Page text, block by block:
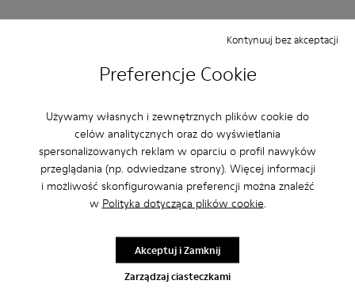
Preferencje Cookie
Używamy własnych i zewnętrznych plików cookie do
celów analitycznych oraz do wyświetlania
spersonalizowanych reklam w oparciu o profil nawyków
przeglądania (np. odwiedzane strony). Więcej informacji
i możliwość skonfigurowania preferencji można znaleźć
w Polityka dotycząca plików cookie.
Zarządzaj ciasteczkami
Kontynuuj bez akceptacji
Akceptuj i Zamknij
Regulacja
Anonymous·2 lata temu
Toll verarbeiteter super flexibler Konderschuh
Wie auch der Erwachsenen Schuh ist dieser Kinderschuh super
verarbeitet und mit einer flexiblen Sohle ausgestattet was für Kinderfüße